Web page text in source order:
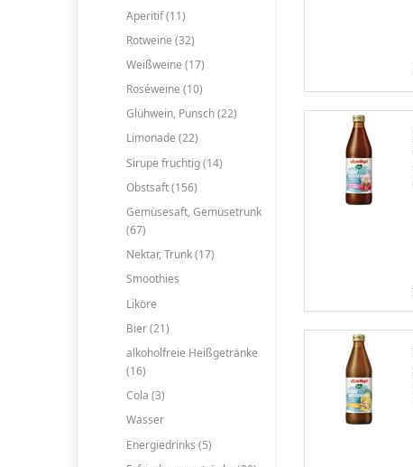
Aperitif (11)
Rotweine (32)
Weißweine (17)
Roséweine (10)
Glühwein, Punsch (22)
Limonade (22)
Sirupe fruchtig (14)
Obstsaft (156)
Gemüsesaft, Gemüsetrunk
(67)
Nektar, Trunk (17)
Smoothies
Liköre
Bier (21)
alkoholfreie Heißgetränke
(16)
Cola (3)
Wasser
Energiedrinks (5)